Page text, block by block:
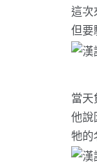
這次
但要
當天
他說
牠的